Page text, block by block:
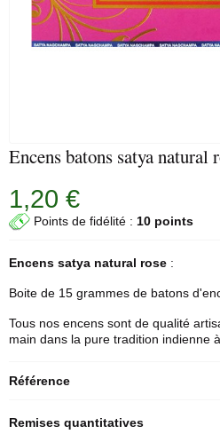
Encens batons satya natural
1,20 €
Points de fidélité : 10 points
Encens satya natural rose :
Boite de 15 grammes de batons
Tous nos encens sont de qualité
main dans la pure tradition indienne
Référence
Remises quantitatives